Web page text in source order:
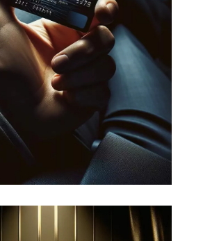
différents moyens de
Internet :
avoir son propre
une solution logistique.
proposons les meilleures
à votre stratégie,
avec WordPress et
Woocommerce.